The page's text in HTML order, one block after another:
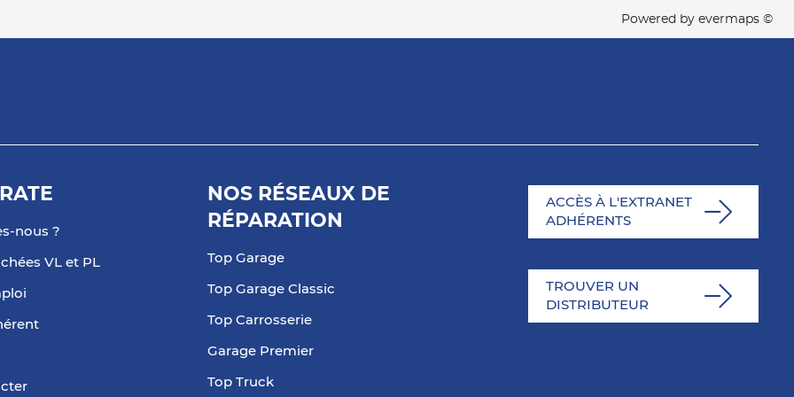
Powered by evermaps ©
nous ?
VL et PL
NOS RÉSEAUX DE
RÉPARATION
Top Garage
Top Garage Classic
Top Carrosserie
Garage Premier
Top Truck
ACCÈS À L'EXTRANET
ADHÉRENTS
TROUVER UN
DISTRIBUTEUR